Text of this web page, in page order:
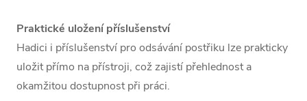
Praktické uložení příslušenství
Hadici i příslušenství pro odsávání postřiku lze prakticky
uložit přímo na přístroji, což zajistí přehlednost a
okamžitou dostupnost při práci.